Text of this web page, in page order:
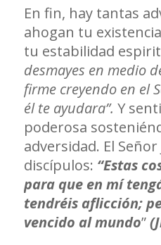
En fin, hay tantas
ahogan tu
tu estabilidad
desmayes en medio
firme creyendo en el
él te ayudara”. Y
poderosa
adversidad. El
discípulos: “Estas
para que en mí
tendréis aflicción;
vencido al mundo”